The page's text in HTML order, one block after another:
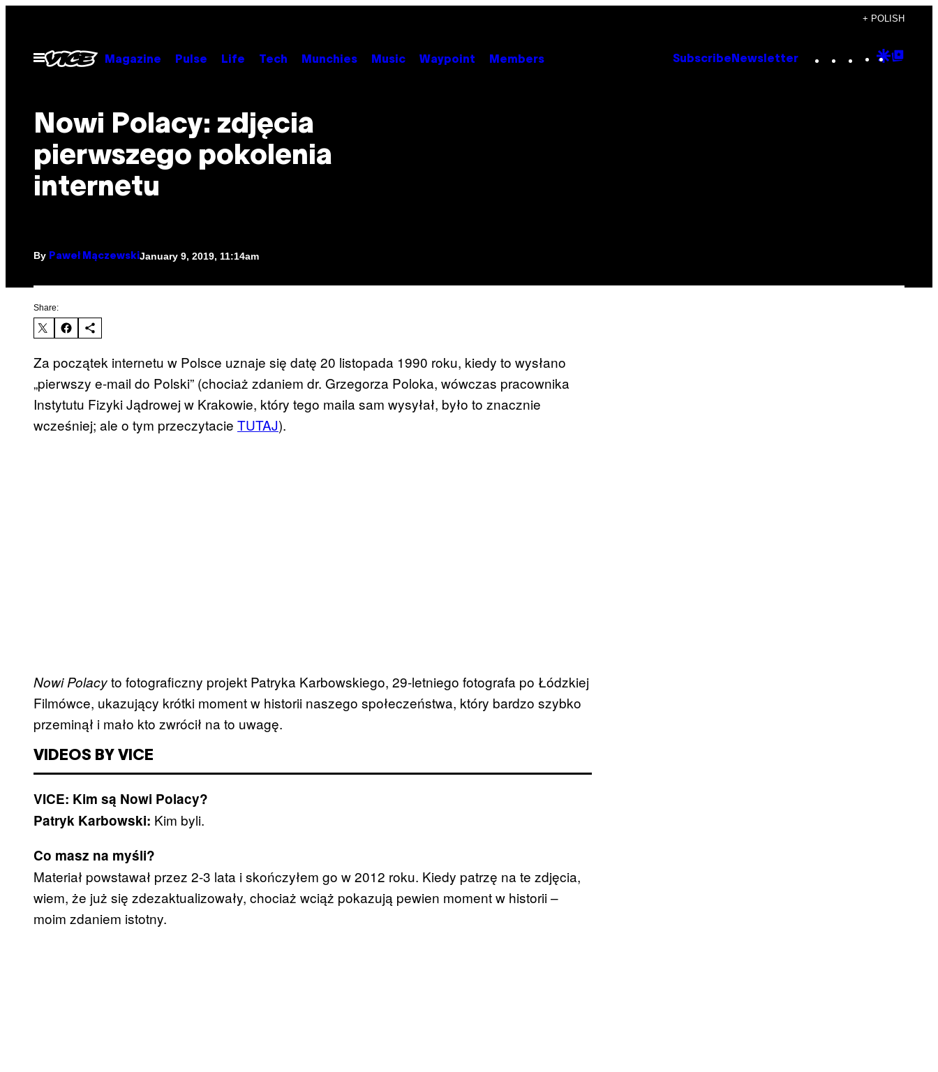
content
+ POLISH
Open
Menu
Magazine Pulse Life Tech Munchies Music Waypoint Members Subscribe Newsletter Instagram
TikTok
YouTube
Google
Nowi Polacy: zdjęcia
pierwszego pokolenia
internetu
By Paweł Mączewski January 9, 2019, 11:14am
Share:
Za początek internetu w Polsce uznaje się datę 20 listopada 1990 roku, kiedy to wysłano
„pierwszy e-mail do Polski” (chociaż zdaniem dr. Grzegorza Poloka, wówczas pracownika
Instytutu Fizyki Jądrowej w Krakowie, który tego maila sam wysyłał, było to znacznie
wcześniej; ale o tym przeczytacie TUTAJ).
Nowi Polacyto fotograficzny projekt Patryka Karbowskiego, 29-letniego fotografa po Łódzkiej
Filmówce, ukazujący krótki moment w historii naszego społeczeństwa, który bardzo szybko
przeminął i mało kto zwrócił na to uwagę.
VIDEOS BY VICE
VICE: Kim są Nowi Polacy?
Patryk Karbowski: Kim byli.
Co masz na myśli?
Materiał powstawał przez 2-3 lata i skończyłem go w 2012 roku. Kiedy patrzę na te zdjęcia,
wiem, że już się zdezaktualizowały, chociaż wciąż pokazują pewien moment w historii –
moim zdaniem istotny.